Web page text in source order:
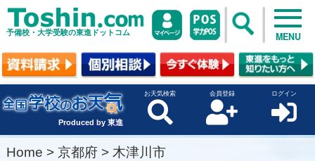
予備校・大学受験の東進ドットコム MENU
Produced by 東進
お天気検索 会員登録 ログイン
Home > 京都府 > 木津川市